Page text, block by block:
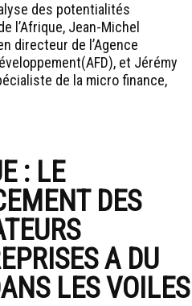
des potentialités
l’Afrique, Jean-Michel
directeur de l’Agence
et Jérémy
de la micro finance,
: LE
DES
A DU
LES VOILES